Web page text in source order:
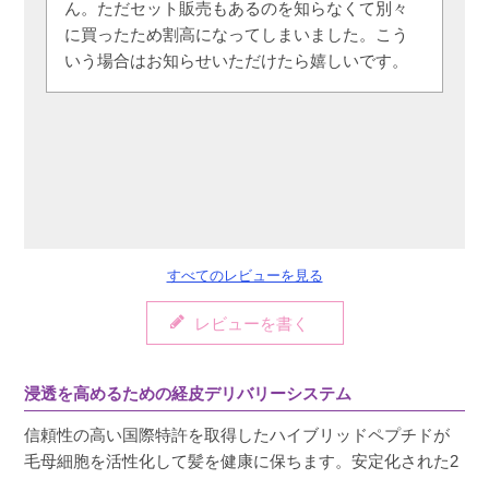
ん。ただセット販売もあるのを知らなくて別々
に買ったため割高になってしまいました。こう
いう場合はお知らせいただけたら嬉しいです。
すべてのレビューを見る
レビューを書く
浸透を高めるための経皮デリバリーシステム
信頼性の高い国際特許を取得したハイブリッドペプチドが
毛母細胞を活性化して髪を健康に保ちます。安定化された2